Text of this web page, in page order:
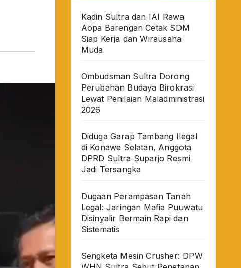
Kadin Sultra dan IAI Rawa
Aopa Barengan Cetak SDM
Siap Kerja dan Wirausaha
Muda
Ombudsman Sultra Dorong
Perubahan Budaya Birokrasi
Lewat Penilaian Maladministrasi
2026
Diduga Garap Tambang Ilegal
di Konawe Selatan, Anggota
DPRD Sultra Suparjo Resmi
Jadi Tersangka
Dugaan Perampasan Tanah
Legal: Jaringan Mafia Puuwatu
Disinyalir Bermain Rapi dan
Sistematis
Sengketa Mesin Crusher: DPW